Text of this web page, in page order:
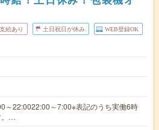
給あり 土日祝日が休み WEB登録OK
～22:0022:00～7:00※表記のうち実働6時
。…